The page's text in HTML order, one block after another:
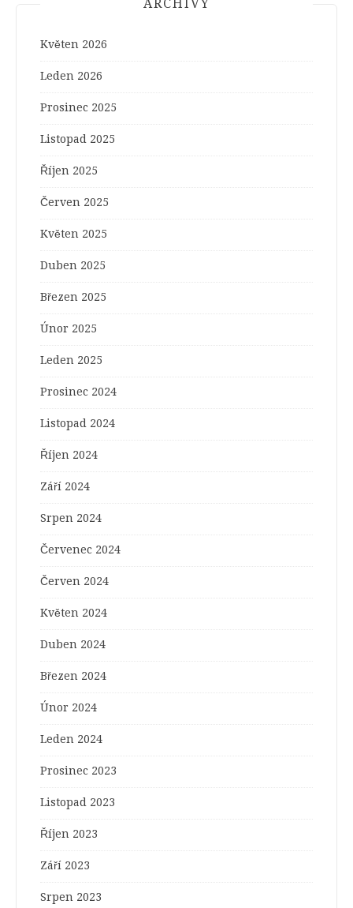
ARCHIVY
Květen 2026
Leden 2026
Prosinec 2025
Listopad 2025
Říjen 2025
Červen 2025
Květen 2025
Duben 2025
Březen 2025
Únor 2025
Leden 2025
Prosinec 2024
Listopad 2024
Říjen 2024
Září 2024
Srpen 2024
Červenec 2024
Červen 2024
Květen 2024
Duben 2024
Březen 2024
Únor 2024
Leden 2024
Prosinec 2023
Listopad 2023
Říjen 2023
Září 2023
Srpen 2023